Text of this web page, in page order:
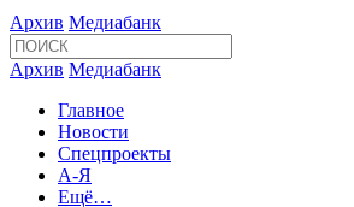
Архив Медиабанк
Архив Медиабанк
Главное
Новости
Спецпроекты
А-Я
Ещё…